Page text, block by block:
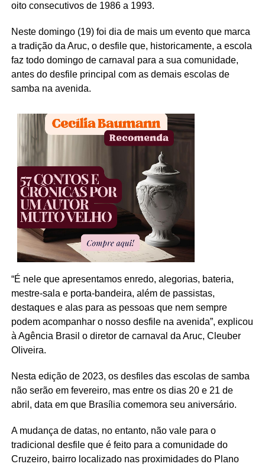
oito consecutivos de 1986 a 1993.
Neste domingo (19) foi dia de mais um evento que marca
a tradição da Aruc, o desfile que, historicamente, a escola
faz todo domingo de carnaval para a sua comunidade,
antes do desfile principal com as demais escolas de
samba na avenida.
“É nele que apresentamos enredo, alegorias, bateria,
mestre-sala e porta-bandeira, além de passistas,
destaques e alas para as pessoas que nem sempre
podem acompanhar o nosso desfile na avenida”, explicou
à Agência Brasil o diretor de carnaval da Aruc, Cleuber
Oliveira.
Nesta edição de 2023, os desfiles das escolas de samba
não serão em fevereiro, mas entre os dias 20 e 21 de
abril, data em que Brasília comemora seu aniversário.
A mudança de datas, no entanto, não vale para o
tradicional desfile que é feito para a comunidade do
Cruzeiro, bairro localizado nas proximidades do Plano